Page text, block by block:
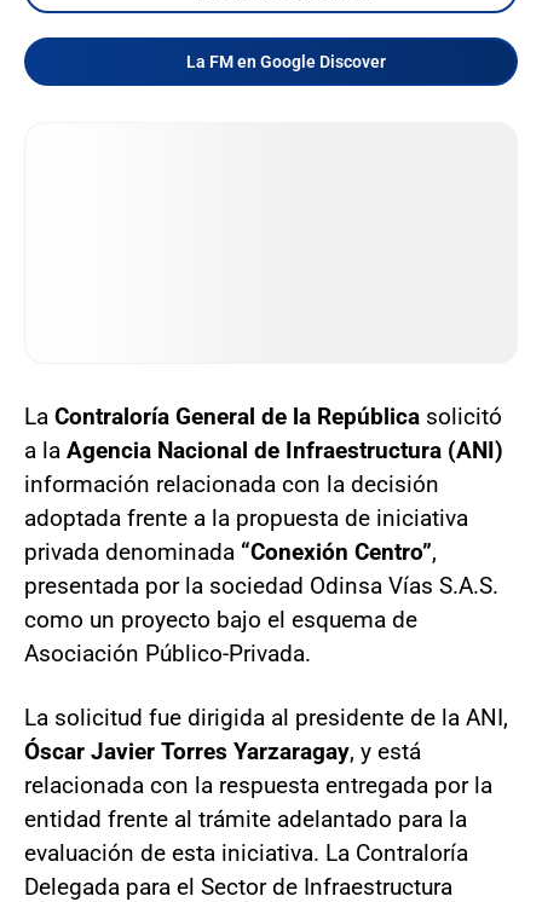
La FM en Google Discover
La Contraloría General de la República solicitó
a la Agencia Nacional de Infraestructura (ANI)
información relacionada con la decisión
adoptada frente a la propuesta de iniciativa
privada denominada “Conexión Centro”,
presentada por la sociedad Odinsa Vías S.A.S.
como un proyecto bajo el esquema de
Asociación Público-Privada.
La solicitud fue dirigida al presidente de la ANI,
Óscar Javier Torres Yarzaragay, y está
relacionada con la respuesta entregada por la
entidad frente al trámite adelantado para la
evaluación de esta iniciativa. La Contraloría
Delegada para el Sector de Infraestructura